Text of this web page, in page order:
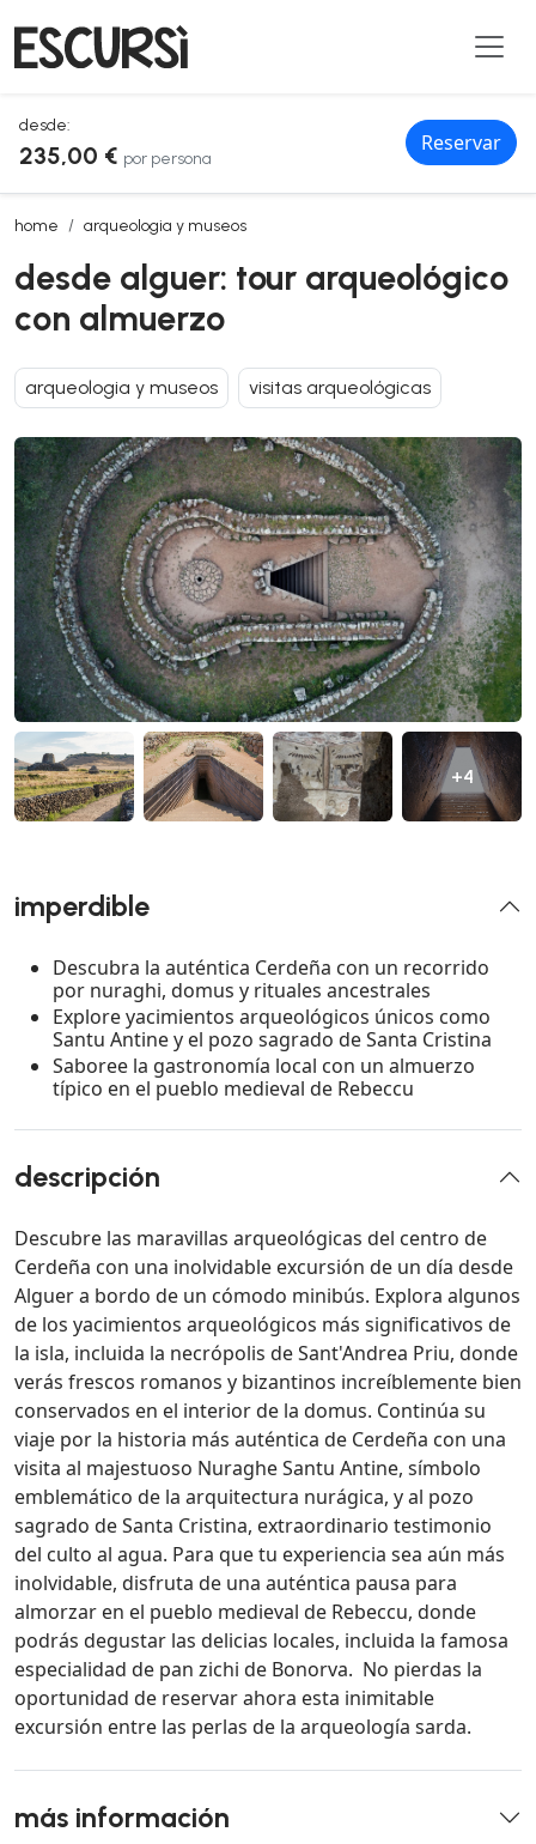
desde:
235,00 € por persona
Reservar
home arqueologia y museos
desde alguer: tour arqueológico con almuerzo
desde alguer: tour arqueológico
con almuerzo
arqueologia y museos visitas arqueológicas
+4
imperdible
Descubra la auténtica Cerdeña con un recorrido
por nuraghi, domus y rituales ancestrales
Explore yacimientos arqueológicos únicos como
Santu Antine y el pozo sagrado de Santa Cristina
Saboree la gastronomía local con un almuerzo
típico en el pueblo medieval de Rebeccu
descripción
Descubre las maravillas arqueológicas del centro de
Cerdeña con una inolvidable excursión de un día desde
Alguer a bordo de un cómodo minibús. Explora algunos
de los yacimientos arqueológicos más significativos de
la isla, incluida la necrópolis de Sant'Andrea Priu, donde
verás frescos romanos y bizantinos increíblemente bien
conservados en el interior de la domus. Continúa su
viaje por la historia más auténtica de Cerdeña con una
visita al majestuoso Nuraghe Santu Antine, símbolo
emblemático de la arquitectura nurágica, y al pozo
sagrado de Santa Cristina, extraordinario testimonio
del culto al agua. Para que tu experiencia sea aún más
inolvidable, disfruta de una auténtica pausa para
almorzar en el pueblo medieval de Rebeccu, donde
podrás degustar las delicias locales, incluida la famosa
especialidad de pan zichi de Bonorva. No pierdas la
oportunidad de reservar ahora esta inimitable
excursión entre las perlas de la arqueología sarda.
más información